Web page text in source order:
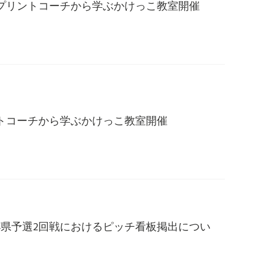
リントコーチから学ぶかけっこ教室開催
コーチから学ぶかけっこ教室開催
予選2回戦におけるピッチ看板掲出につい